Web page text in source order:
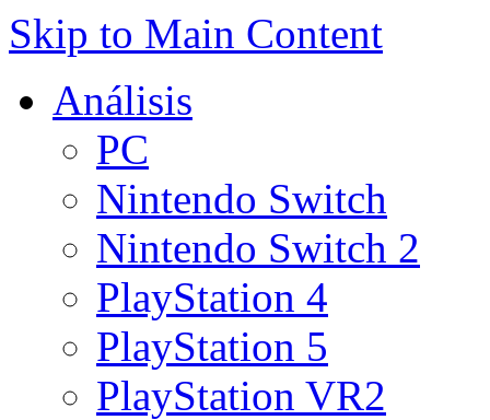
Skip to Main Content
Análisis
PC
Nintendo Switch
Nintendo Switch 2
PlayStation 4
PlayStation 5
PlayStation VR2